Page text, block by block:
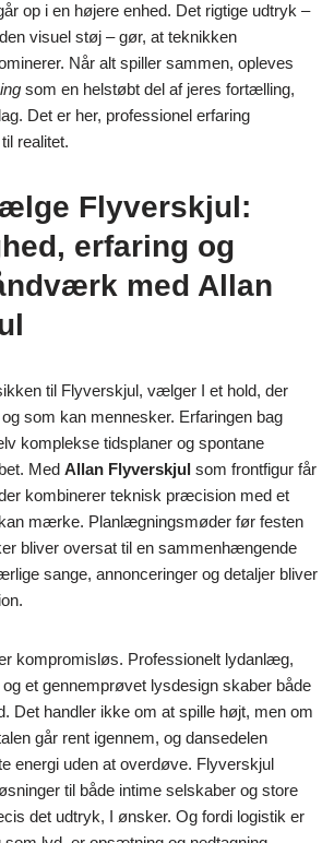
op i en højere enhed. Det rigtige udtryk –
visuel støj – gør, at teknikken
Når alt spiller sammen, opleves
som en helstøbt del af jeres fortælling,
Det er her, professionel erfaring
realitet.
Flyverskjul:
erfaring og
med Allan
til Flyverskjul, vælger I et hold, der
som kan mennesker. Erfaringen bag
komplekse tidsplaner og spontane
Med Allan Flyverskjul som frontfigur får
kombinerer teknisk præcision med et
mærke. Planlægningsmøder før festen
bliver oversat til en sammenhængende
sange, annonceringer og detaljer bliver
kompromisløs. Professionelt lydanlæg,
et gennemprøvet lysdesign skaber både
Det handler ikke om at spille højt, men om
går rent igennem, og dansedelen
energi uden at overdøve. Flyverskjul
til både intime selskaber og store
det udtryk, I ønsker. Og fordi logistik er